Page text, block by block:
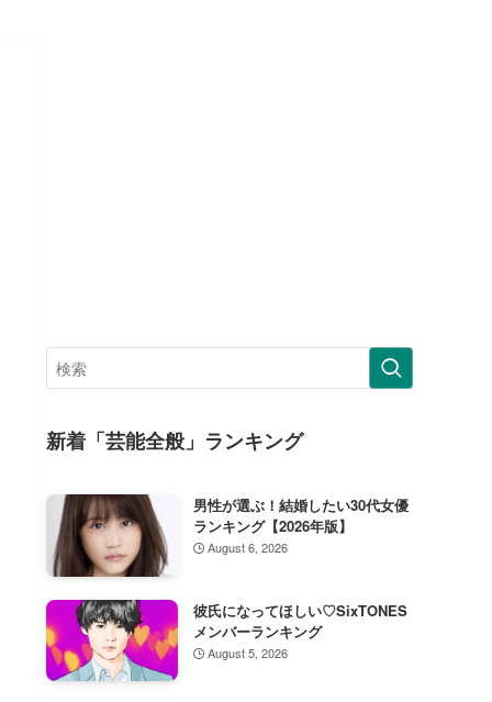
新着「芸能全般」ランキング
男性が選ぶ！結婚したい30代女優
ランキング【2026年版】
August 6, 2026
彼氏になってほしい♡SixTONES
メンバーランキング
August 5, 2026